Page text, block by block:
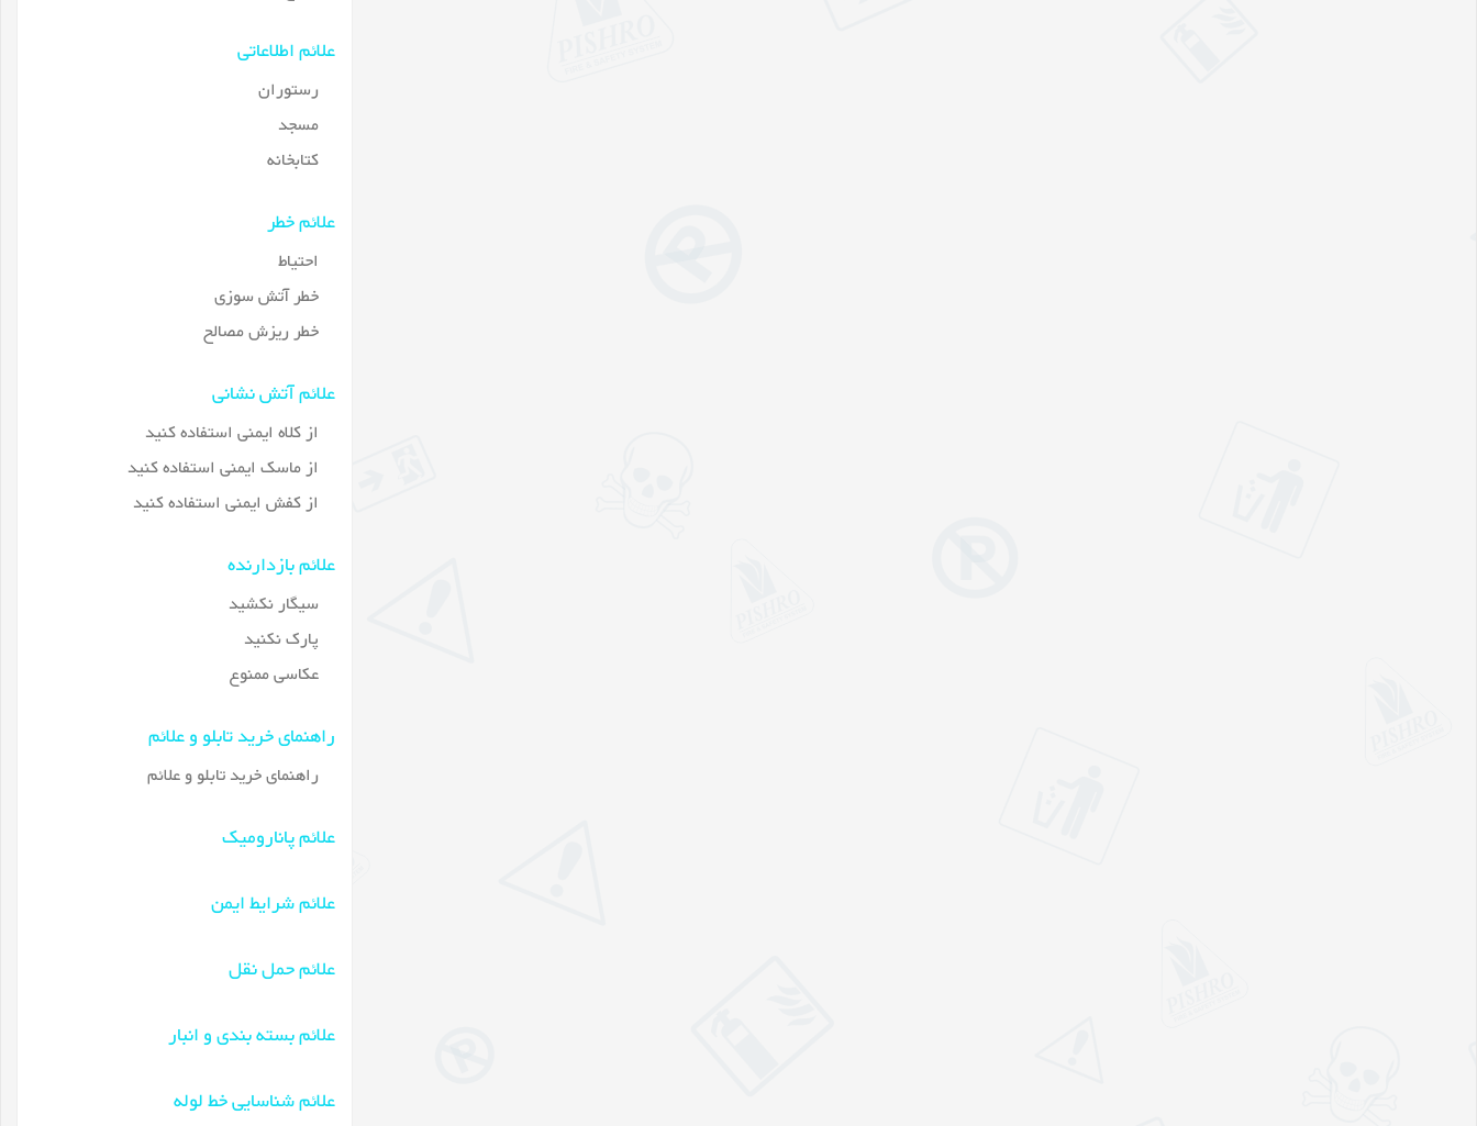
علائم اطلاعاتی
رستوران
مسجد
کتابخانه
علائم خطر
احتیاط
خطر آتش سوزی
خطر ریزش مصالح
علائم آتش نشانی
از کلاه ایمنی استفاده کنید
از ماسک ایمنی استفاده کنید
از کفش ایمنی استفاده کنید
علائم بازدارنده
سیگار نکشید
پارک نکنید
عکاسی ممنوع
راهنمای خرید تابلو و علائم
راهنمای خرید تابلو و علائم
علائم پانارومیک
علائم شرایط ایمن
علائم حمل نقل
علائم بسته بندی و انبار
علائم شناسایی خط لوله